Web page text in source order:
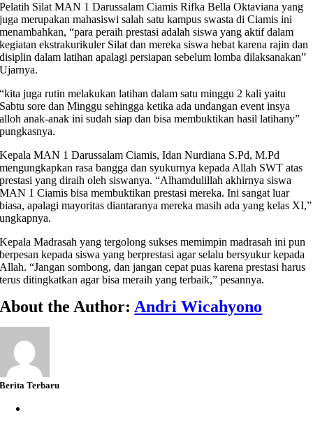
Pelatih Silat MAN 1 Darussalam Ciamis Rifka Bella Oktaviana yang
juga merupakan mahasiswi salah satu kampus swasta di Ciamis ini
menambahkan, “para peraih prestasi adalah siswa yang aktif dalam
kegiatan ekstrakurikuler Silat dan mereka siswa hebat karena rajin dan
disiplin dalam latihan apalagi persiapan sebelum lomba dilaksanakan”
Ujarnya.
“kita juga rutin melakukan latihan dalam satu minggu 2 kali yaitu
Sabtu sore dan Minggu sehingga ketika ada undangan event insya
alloh anak-anak ini sudah siap dan bisa membuktikan hasil latihany”
pungkasnya.
Kepala MAN 1 Darussalam Ciamis, Idan Nurdiana S.Pd, M.Pd
mengungkapkan rasa bangga dan syukurnya kepada Allah SWT atas
prestasi yang diraih oleh siswanya. “Alhamdulillah akhirnya siswa
MAN 1 Ciamis bisa membuktikan prestasi mereka. Ini sangat luar
biasa, apalagi mayoritas diantaranya mereka masih ada yang kelas XI,”
ungkapnya.
Kepala Madrasah yang tergolong sukses memimpin madrasah ini pun
berpesan kepada siswa yang berprestasi agar selalu bersyukur kepada
Allah. “Jangan sombong, dan jangan cepat puas karena prestasi harus
terus ditingkatkan agar bisa meraih yang terbaik,” pesannya.
About the Author: Andri Wicahyono
Berita Terbaru